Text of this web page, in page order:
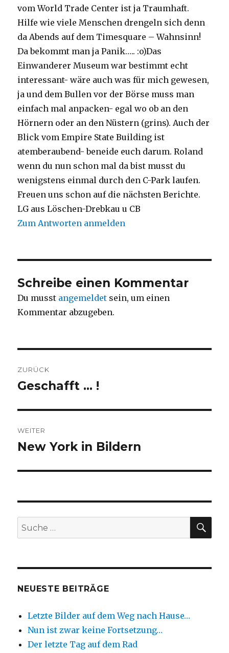
vom World Trade Center ist ja Traumhaft.
Hilfe wie viele Menschen drengeln sich denn
da Abends auf dem Timesquare – Wahnsinn!
Da bekommt man ja Panik….. :o)Das
Einwanderer Museum war bestimmt echt
interessant- wäre auch was für mich gewesen,
ja und dem Bullen vor der Börse muss man
einfach mal anpacken- egal wo ob an den
Hörnern oder an den Nüstern (grins). Auch der
Blick vom Empire State Building ist
atemberaubend- beneide euch darum. Roland
wenn du nun schon mal da bist musst du
wenigstens einmal durch den C-Park laufen.
Freuen uns schon auf die nächsten Berichte.
LG aus Löschen-Drebkau u CB
Zum Antworten anmelden
Schreibe einen Kommentar
Du musst angemeldet sein, um einen
Kommentar abzugeben.
ZURÜCK
Vorheriger
Geschafft … !
WEITER
Nächster
New York in Bildern
Suche
nach:
NEUESTE BEITRÄGE
Letzte Bilder auf dem Weg nach Hause…
Nun ist zwar keine Fortsetzung…
Der letzte Tag auf dem Rad